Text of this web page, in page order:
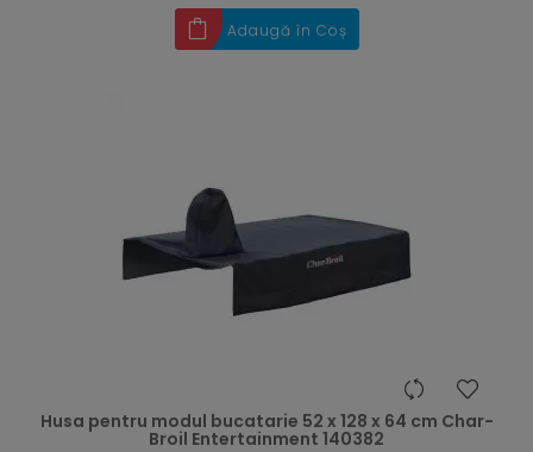
Adaugă în Coș
Husa pentru modul bucatarie 52 x 128 x 64 cm Char-
Broil Entertainment 140382